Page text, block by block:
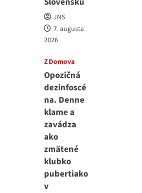
JNS
7. augusta
2026
Z Domova
Opozičná
dezinfoscé
na. Denne
klame a
zavádza
ako
zmätené
klubko
pubertiako
v